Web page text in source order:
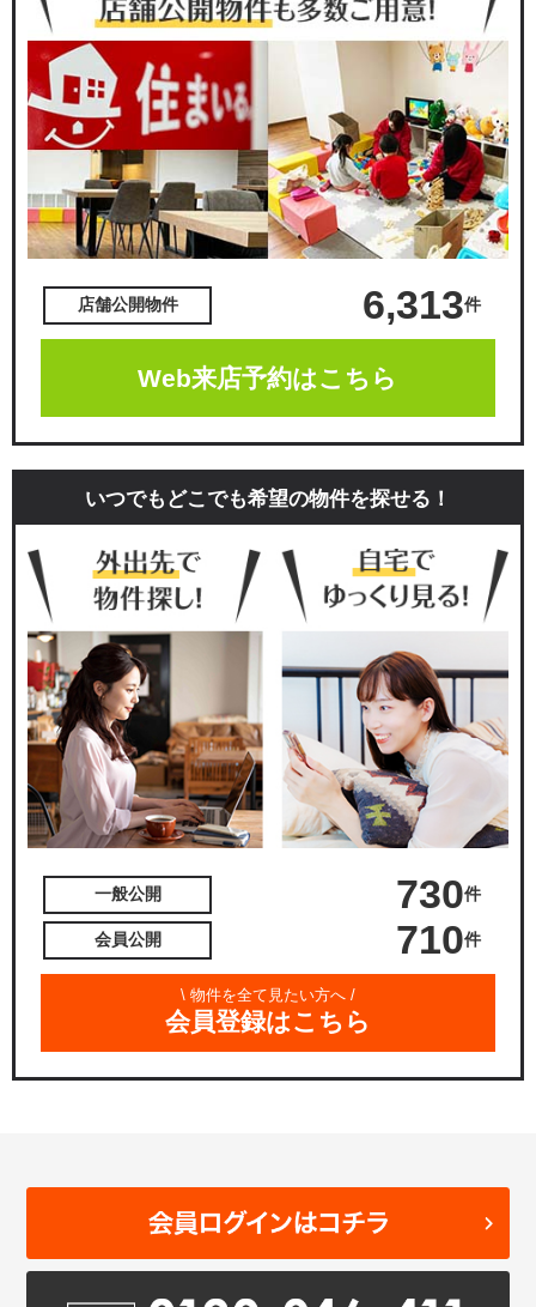
店舗公開物件 6,313件
Web来店予約はこちら
いつでもどこでも希望の物件を探せる！
一般公開 730件
会員公開 710件
\ 物件を全て見たい方へ /
会員登録はこちら